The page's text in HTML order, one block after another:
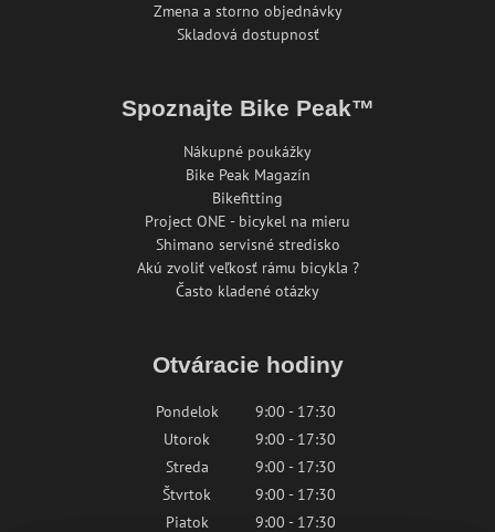
Zmena a storno objednávky
Skladová dostupnosť
Spoznajte Bike Peak™
Nákupné poukážky
Bike Peak Magazín
Bikefitting
Project ONE - bicykel na mieru
Shimano servisné stredisko
Akú zvoliť veľkosť rámu bicykla ?
Často kladené otázky
Otváracie hodiny
Pondelok
9:00 - 17:30
Utorok
9:00 - 17:30
Streda
9:00 - 17:30
Štvrtok
9:00 - 17:30
Piatok
9:00 - 17:30